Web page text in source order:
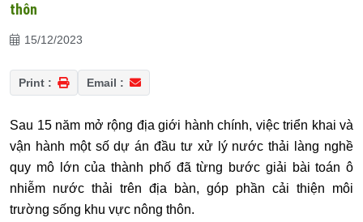
thôn
15/12/2023
Print : Email :
Sau 15 năm mở rộng địa giới hành chính, việc triển khai và
vận hành một số dự án đầu tư xử lý nước thải làng nghề
quy mô lớn của thành phố đã từng bước giải bài toán ô
nhiễm nước thải trên địa bàn, góp phần cải thiện môi
trường sống khu vực nông thôn.